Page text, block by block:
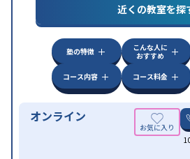
特徴
中高一貫校生に対応授業の
学習にPC・タブレット
科目から受講可能
近くの教室を探
塾の特徴
こんな人に
おすすめ
コース内容
コース料金
オンライン